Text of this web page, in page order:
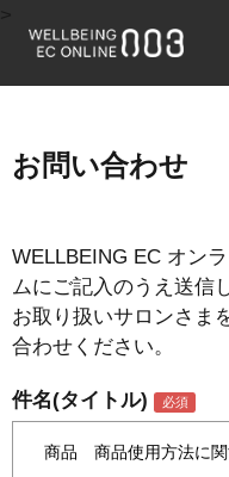
お問い合わせ
WELLBEING EC オン
ムにご記入のうえ送信
お取り扱いサロンさま
合わせください。
件名(タイトル)